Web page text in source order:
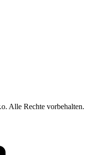
Alle Rechte vorbehalten.